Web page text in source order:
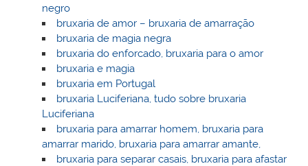
negro
bruxaria de amor – bruxaria de amarração
bruxaria de magia negra
bruxaria do enforcado, bruxaria para o amor
bruxaria e magia
bruxaria em Portugal
bruxaria Luciferiana, tudo sobre bruxaria
Luciferiana
bruxaria para amarrar homem, bruxaria para
amarrar marido, bruxaria para amarrar amante,
bruxaria para separar casais, bruxaria para afastar